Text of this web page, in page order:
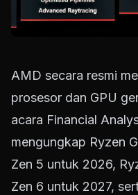
AMD secara resmi
prosesor dan GPU
acara Financial
mengungkap Ryzen
Zen 5 untuk 2026,
Zen 6 untuk 2027,